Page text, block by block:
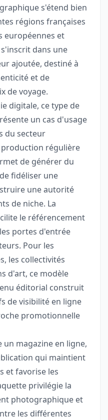
s'étend bien
régions françaises
européennes et
dans une
ajoutée, destiné à
et de
de voyage.
digitale, ce type de
un cas d'usage
du secteur
régulière
de générer du
fidéliser une
une autorité
de niche. La
le référencement
portes d'entrée
Pour les
les collectivités
d'art, ce modèle
éditorial construit
de visibilité en ligne
promotionnelle
magazine en ligne,
qui maintient
et favorise les
privilégie la
photographique et
les différentes